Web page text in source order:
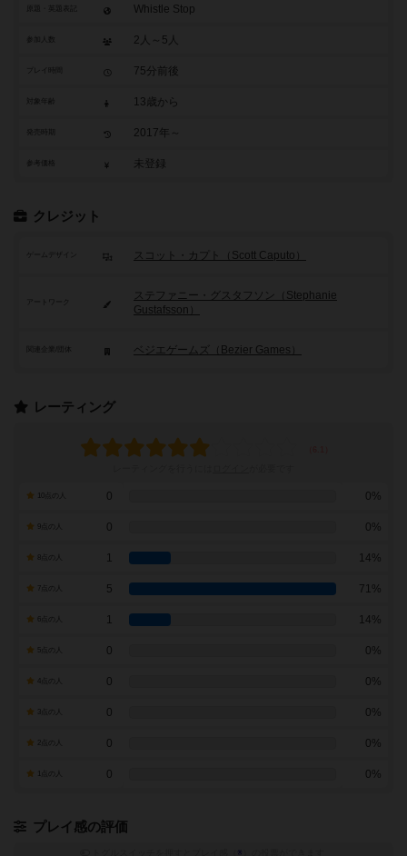
Whistle Stop
参加人数 2人～5人
75分前後
13歳から
2017年～
参考価格 未登録
クレジット
ゲームデザイン スコット・カプト（Scott Caputo）
アートワーク
ステファニー・グスタフソン（Stephanie
Gustafsson）
ベジエゲームズ（Bezier Games）
レーティング
0 0%
0 0%
1 14%
7点の人 5 71%
1 14%
0 0%
0 0%
0 0%
0 0%
0 0%
プレイ感の評価
※